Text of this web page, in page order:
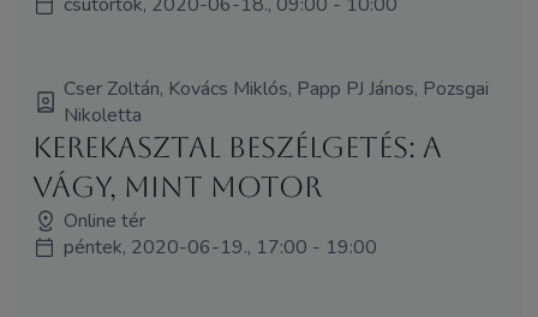
Cser Zoltán, Kovács Miklós, Papp PJ János, Pozsgai
Nikoletta
Kerekasztal beszélgetés: A
vágy, mint motor
Online tér
péntek, 2020-06-19., 17:00 - 19:00